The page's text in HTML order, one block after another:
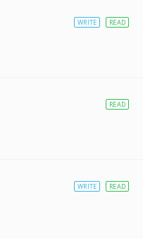
WRITE READ
READ
WRITE READ